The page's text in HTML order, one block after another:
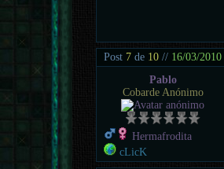
Post 7 de 10 // 16/03/2010
Pablo
Cobarde Anónimo
Hermafrodita
cLicK